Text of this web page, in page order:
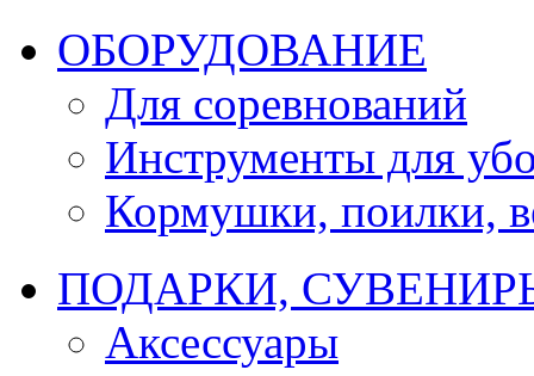
ОБОРУДОВАНИЕ
Для соревнований
Инструменты для
Кормушки, поилки,
ПОДАРКИ,
Аксессуары